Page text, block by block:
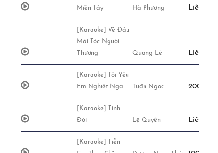
Miền Tây
Hà Phương Liên Hệ
[Karaoke] Về Đâu
Mái Tóc Người
Thương
Quang Lê Liên Hệ
[Karaoke] Tôi Yêu
Em Nghiệt Ngã
Tuấn Ngọc
[Karaoke] Tình
Đời
Lệ Quyên Liên Hệ
[Karaoke] Tiễn